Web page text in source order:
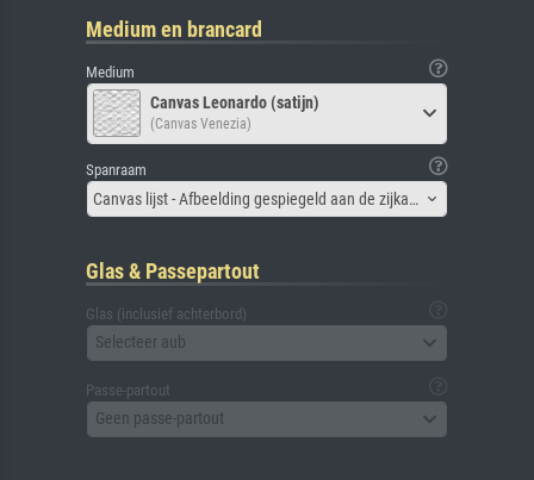
Medium en brancard
Medium
Canvas Leonardo (satijn)
(Canvas Venezia)
Spanraam
Canvas lijst - Afbeelding gespiegeld aan de zijkant
Glas & Passepartout
Glas (inclusief achterbord)
Selecteer aub
Passe-partout
Geen passe-partout